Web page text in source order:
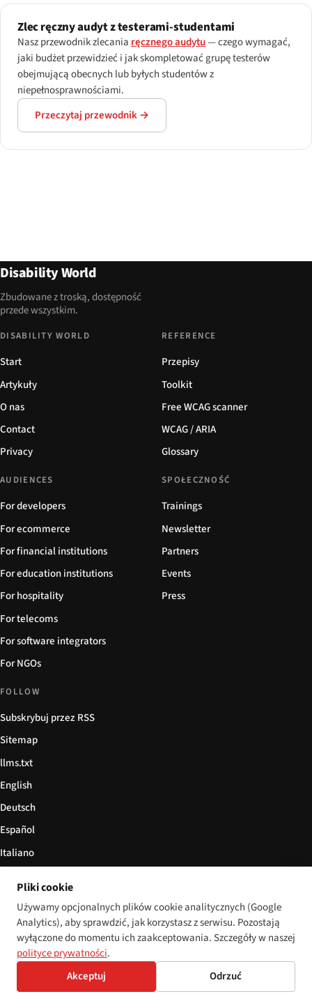
Zlec ręczny audyt z testerami-studentami
Nasz przewodnik zlecaniaręcznego audytu— czego wymagać,
jaki budżet przewidzieć i jak skompletować grupę testerów
obejmującą obecnych lub byłych studentów z
niepełnosprawnościami.
Przeczytaj przewodnik →
Disability World
Zbudowane z troską, dostępność
przede wszystkim.
DISABILITY WORLD
Start
Artykuły
O nas
Contact
Privacy
REFERENCE
Przepisy
Toolkit
Free WCAG scanner
WCAG / ARIA
Glossary
AUDIENCES
For developers
For ecommerce
For financial institutions
For education institutions
For hospitality
For telecoms
For software integrators
For NGOs
SPOŁECZNOŚĆ
Trainings
Newsletter
Partners
Events
Press
FOLLOW
Subskrybuj przez RSS
Sitemap
llms.txt
English
Deutsch
Español
Italiano
© 2026 Disability World. Wszelkie prawa zastrzeżone. Cookie settings
DeutschEspañol 简体中文PolskiFrançais
Pliki cookie
Używamy opcjonalnych plików cookie analitycznych (Google
Analytics), aby sprawdzić, jak korzystasz z serwisu. Pozostają
wyłączone do momentu ich zaakceptowania. Szczegóły w naszej
polityce prywatności.
Akceptuj
Odrzuć